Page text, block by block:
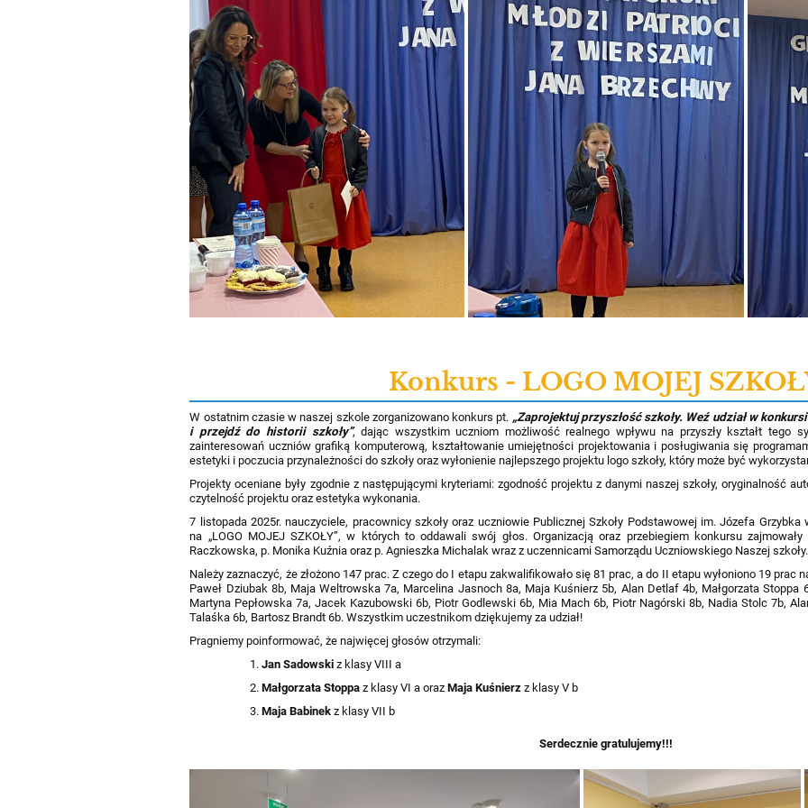
Konkurs - LOGO MOJEJ
W ostatnim czasie w naszej szkole zorganizowano konkurs pt. „Zaprojektuj przyszłość szkoły. Weź udział w
i przejdź do historii szkoły”, dając wszystkim uczniom możliwość realnego wpływu na przyszły kształt tego
zainteresowań uczniów grafiką komputerową, kształtowanie umiejętności projektowania i posługiwania się
estetyki i poczucia przynależności do szkoły oraz wyłonienie najlepszego projektu logo szkoły, który może być
Projekty oceniane były zgodnie z następującymi kryteriami: zgodność projektu z danymi naszej szkoły, oryginalność
czytelność projektu oraz estetyka wykonania.
7 listopada 2025r. nauczyciele, pracownicy szkoły oraz uczniowie Publicznej Szkoły Podstawowej im. Józefa
na „LOGO MOJEJ SZKOŁY”, w których to oddawali swój głos. Organizacją oraz przebiegiem konkursu
Raczkowska, p. Monika Kuźnia oraz p. Agnieszka Michalak wraz z uczennicami Samorządu Uczniowskiego Naszej szkoły.
Należy zaznaczyć, że złożono 147 prac. Z czego do I etapu zakwalifikowało się 81 prac, a do II etapu wyłoniono 19 prac
Paweł Dziubak 8b, Maja Weltrowska 7a, Marcelina Jasnoch 8a, Maja Kuśnierz 5b, Alan Detlaf 4b, Małgorzata
Martyna Pepłowska 7a, Jacek Kazubowski 6b, Piotr Godlewski 6b, Mia Mach 6b, Piotr Nagórski 8b, Nadia Stolc 7b,
Talaśka 6b, Bartosz Brandt 6b. Wszystkim uczestnikom dziękujemy za udział!
Pragniemy poinformować, że najwięcej głosów otrzymali:
Jan Sadowski z klasy VIII a
Małgorzata Stoppa z klasy VI a orazMaja Kuśnierz z klasy V b
Maja Babinek z klasy VII b
Serdecznie gratulujemy!!!